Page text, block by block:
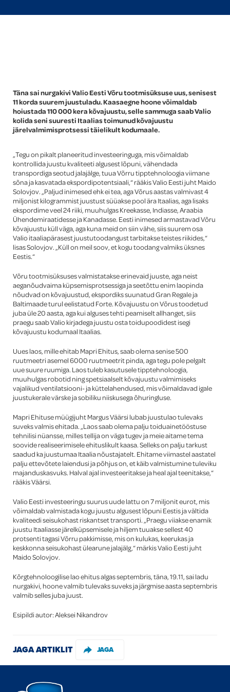
Global
Täna sai nurgakivi Valio Eesti Võru tootmisüksuse uus, senisest
11 korda suurem juustuladu. Kaasaegne hoone võimaldab
hoiustada 110 000 kera kõvajuustu, selle sammuga saab Valio
kolida seni suuresti Itaalias toimunud kõvajuustu
järelvalmimisprotsessi täielikult kodumaale.
„Tegu on pikalt planeeritud investeeringuga, mis võimaldab
kontrollida juustu kvaliteeti algusest lõpuni, vähendada
transpordiga seotud jalajälge, tuua Võrru tipptehnoloogia viimane
sõna ja kasvatada ekspordipotentsiaali,“ rääkis Valio Eesti juht Maido
Solovjov. „Paljud inimesed ehk ei tea, aga Võrus aastas valmivast 4
miljonist kilogrammist juustust süüakse pool ära Itaalias, aga lisaks
ekspordime veel 24 riiki, muuhulgas Kreekasse, Indiasse, Araabia
Ühendemiraatidesse ja Kanadasse. Eesti inimesed armastavad Võru
kõvajuustu küll väga, aga kuna meid on siin vähe, siis suurem osa
Valio itaaliapärasest juustutoodangust tarbitakse teistes riikides,“
lisas Solovjov. „Küll on meil soov, et kogu toodang valmiks üksnes
Eestis.“
Võru tootmisüksuses valmistatakse erinevaid juuste, aga neist
aeganõudvaima küpsemisprotsessiga ja seetõttu enim laopinda
nõudvad on kõvajuustud, ekspordiks suunatud Gran Regale ja
Baltimaade turul eelistatud Forte. Kõvajuustu on Võrus toodetud
juba üle 20 aasta, aga kui alguses tehti peamiselt allhanget, siis
praegu saab Valio kirjadega juustu osta toidupoodidest isegi
kõvajuustu kodumaal Itaalias.
Uues laos, mille ehitab Mapri Ehitus, saab olema senise 500
ruutmeetri asemel 6000 ruutmeetrit pinda, aga tegu pole pelgalt
uue suure ruumiga. Laos tuleb kasutusele tipptehnoloogia,
muuhulgas robotid ning spetsiaalselt kõvajuustu valmimiseks
vajalikud ventilatsiooni- ja küttelahendused, mis võimaldavad igale
juustukerale värske ja sobiliku niiskusega õhuringluse.
Mapri Ehituse müügijuht Margus Väärsi lubab juustulao tulevaks
suveks valmis ehitada. „Laos saab olema palju toiduainetööstuse
tehnilisi nüansse, milles tellija on väga tugev ja meie aitame tema
soovide realiseerimisele ehituslikult kaasa. Selleks on palju tarkust
saadud ka juustumaa Itaalia nõustajatelt. Ehitame viimastel aastatel
palju ettevõtete laiendusi ja põhjus on, et käib valmistumine tuleviku
majanduskasvuks. Halval ajal investeeritakse ja heal ajal teenitakse,“
rääkis Väärsi.
Valio Eesti investeeringu suurus uude lattu on 7 miljonit eurot, mis
võimaldab valmistada kogu juustu algusest lõpuni Eestis ja vältida
kvaliteedi seisukohast riskantset transporti. „Praegu viiakse enamik
juustu Itaaliasse järelküpsemisele ja hiljem tuuakse sellest 40
protsenti tagasi Võrru pakkimisse, mis on kulukas, keerukas ja
keskkonna seisukohast ülearune jalajälg,“ märkis Valio Eesti juht
Maido Solovjov.
Kõrgtehnoloogilise lao ehitus algas septembris, täna, 19.11, sai ladu
nurgakivi, hoone valmib tulevaks suveks ja järgmise aasta septembris
valmib selles juba juust.
Esipildi autor: Aleksei Nikandrov
JAGA ARTIKLIT JAGA